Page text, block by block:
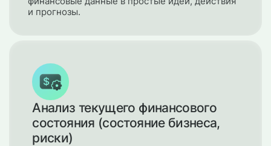
и прогнозы.
Анализ текущего финансового
состояния (состояние бизнеса,
риски)